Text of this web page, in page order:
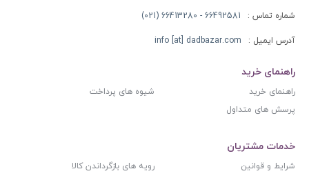
شماره تماس : 66492581 - 66413280 (021)
آدرس ایمیل : info [at] dadbazar.com
راهنمای خرید
راهنمای خرید
شیوه های پرداخت
پرسش های متداول
خدمات مشتریان
شرایط و قوانین
رویه های بازگرداندن کالا